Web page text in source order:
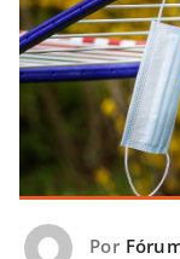
Por